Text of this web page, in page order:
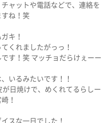
ャットや電話などで、連絡を
すね！笑
キ！
くれましたがっっ！
す！笑 マッチョだらけぇーー
いるみたいです！！
日焼けで、めくれてるらしー
！
スな一日でした！